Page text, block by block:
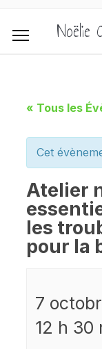
« Tous les
Cet
Atelier
les
pour la
7
12 h 30